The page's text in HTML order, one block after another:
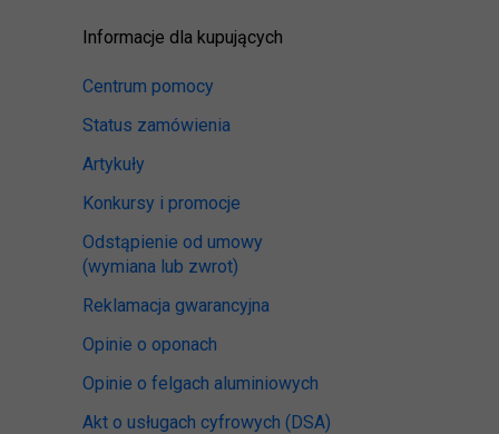
Informacje dla kupujących
Centrum pomocy
Status zamówienia
Artykuły
Konkursy i promocje
Odstąpienie od umowy
(wymiana lub zwrot)
Reklamacja gwarancyjna
Opinie o oponach
Opinie o felgach aluminiowych
Akt o usługach cyfrowych (DSA)